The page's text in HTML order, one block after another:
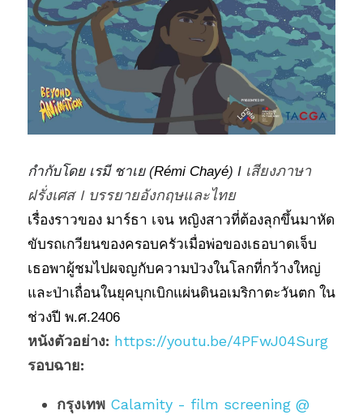
กำกับโดย เรมี ชาเย (Rémi Chayé) I เสียงภาษา
ฝรั่งเศส I บรรยายอังกฤษและไทย
เรื่องราวของ มาร์ธา เจน หญิงสาวที่ต้องลุกขึ้นมาหัด
ขับรถเกวียนของครอบครัวเมื่อพ่อของเธอบาดเจ็บ
เธอพาผู้ชมไปผจญกับความป่วงในโลกที่กว้างใหญ่
และป่าเถื่อนในยุคบุกเบิกแผ่นดินอเมริกาตะวันตก ใน
ช่วงปี พ.ศ.2406
หนังตัวอย่าง: https://youtu.be/4PFwJ04Surg
รอบฉาย:
กรุงเทพ Calamity - film screening @